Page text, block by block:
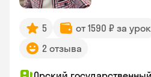
5 от 1590 ₽ за урок
2 отзыва